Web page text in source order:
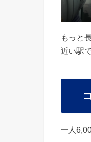
もっと
近い駅
コ
一人